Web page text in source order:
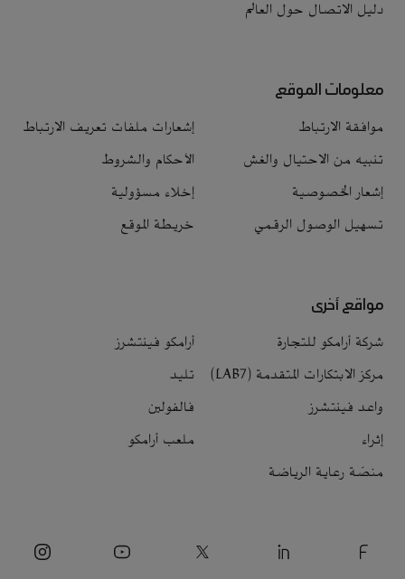
دليل الاتصال حول العالم
معلومات الموقع
موافقة الارتباط
إشعارات ملفات تعريف الارتباط
تنبيه من الاحتيال والغش
الأحكام والشروط
إشعار الخصوصية
إخلاء مسؤولية
تسهيل الوصول الرقمي
خريطة الموقع
مواقع أخرى
شركة أرامكو للتجارة
أرامكو فينتشرز
مركز الابتكارات المتقدمة (LAB7)
تليد
واعد فينتشرز
فالفولين
إثراء
ملعب أرامكو
منصّة رعاية الرياضة